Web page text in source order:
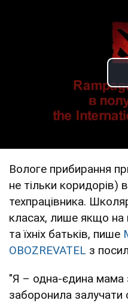
Вологе прибирання
не тільки коридорів)
техпрацівника.
класах, лише якщо на
та їхніх батьків, пише
OBOZREVATEL з
"Я – одна-єдина мама
заборонила